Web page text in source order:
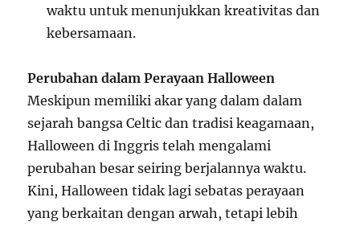
waktu untuk menunjukkan kreativitas dan
kebersamaan.
Perubahan dalam Perayaan Halloween
Meskipun memiliki akar yang dalam dalam
sejarah bangsa Celtic dan tradisi keagamaan,
Halloween di Inggris telah mengalami
perubahan besar seiring berjalannya waktu.
Kini, Halloween tidak lagi sebatas perayaan
yang berkaitan dengan arwah, tetapi lebih